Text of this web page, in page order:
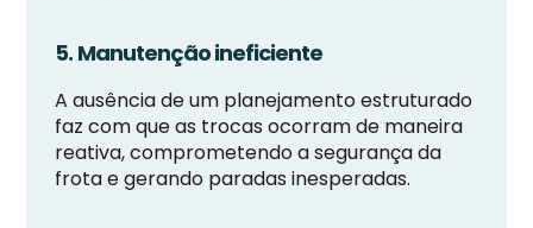
5. Manutenção ineficiente
A ausência de um planejamento estruturado
faz com que as trocas ocorram de maneira
reativa, comprometendo a segurança da
frota e gerando paradas inesperadas.